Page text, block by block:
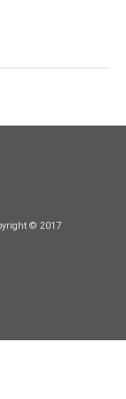
© 2017